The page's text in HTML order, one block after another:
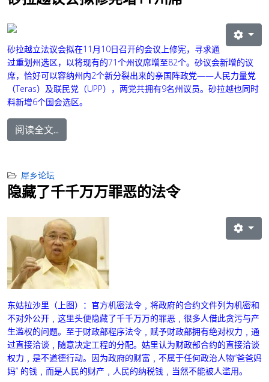
砂拉越立法议会拟在11月10日召开的会议上修宪，寻求通
过重划州选区，以将现有的71个州议席增至82个。 砂议会新增的议
席，恰好可以容纳州内2个新分裂出来的亲国阵政党——人民力量党
（Teras）及联民党（UPP），两党共拥有9名州议员。 砂拉越也同时
料新增6个国会选区。
阅读全文...
犀乡论坛
隐藏了千千万万罪恶的法令
东姑拉沙里 （上图）： 官方机密法令 ﹐将政府的合约文件列为机密和
不对外公开﹐这里头便隐藏了千千万万的罪恶﹐很多人借此贪污与产
生滥权的问题。至于财政部程序法令 ﹐赋予财政部拥有绝对权力﹐通
过直接洽谈﹐随意决定工程的分配。姑里认为财政部合约的直接洽谈
权力﹐是不道德行动。因为政府的财富﹐不属于任何政治人物“爸爸妈
妈” 的钱﹐而是人民的财产﹐人民的纳税钱﹐当然不能被人滥用。